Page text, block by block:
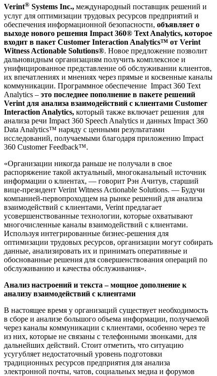
Verint® Systems Inc., международный поставщик решений и
услуг для оптимизации трудовых ресурсов предприятий и
обеспечения информационной безопасности, объявляет о
выходе нового решения Impact 360® Text Analytics, которое
входит в пакет Customer Interaction Analytics™ от Verint
Witness Actionable Solutions®. Новое предложение позволит
дальновидным организациям получить комплексное и
унифицированное представление об обслуживании клиентов,
их впечатлениях и мнениях через прямые и косвенные каналы
коммуникации. Программное обеспечение Impact 360 Text
Analytics – это последнее пополнение в пакете решений
Verint для анализа взаимодействий с клиентами Customer
Interaction Analytics, который также включает решения для
анализа речи Impact 360 Speech Analytics и данных Impact 360
Data Analytics™ наряду с ценными результатами
исследований, получаемыми благодаря приложению Impact
360 Customer Feedback™.
«Организации никогда раньше не получали в свое
распоряжение такой актуальный, многоканальный источник
информации о клиентах, — говорит Рэн Ачитув, старший
вице-президент Verint Witness Actionable Solutions. — Будучи
компанией-первопроходцем на рынке решений для анализа
взаимодействий с клиентами, Verint предлагает
усовершенствованные технологии, которые охватывают
многочисленные каналы взаимодействий с клиентами.
Используя интегрированные бизнес-решения для
оптимизации трудовых ресурсов, организации могут собирать
данные, анализировать их и принимать оперативные и
обоснованные решения для совершенствования операций по
обслуживанию и качества обслуживания».
Анализ настроений и текста – мощное дополнение к
анализу взаимодействий с клиентами
В настоящее время у организаций существует необходимость
в сборе и анализе большого объема информации, получаемой
через каналы коммуникации с клиентами, особенно через те
из них, которые не связаны с телефонными звонками, для
дальнейших действий. Стоит отметить, что ситуацию
усугубляет недостаточный уровень подготовки
традиционных ресурсов предприятия для анализа
электронной почты, чатов, социальных медиа и форумов